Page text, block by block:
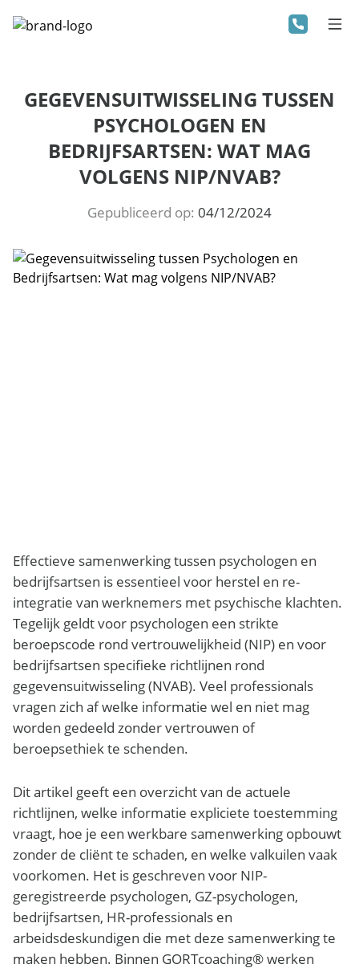
GEGEVENSUITWISSELING TUSSEN
PSYCHOLOGEN EN
BEDRIJFSARTSEN: WAT MAG
VOLGENS NIP/NVAB?
Gepubliceerd op: 04/12/2024
Effectieve samenwerking tussen psychologen en
bedrijfsartsen is essentieel voor herstel en re-
integratie van werknemers met psychische klachten.
Tegelijk geldt voor psychologen een strikte
beroepscode rond vertrouwelijkheid (NIP) en voor
bedrijfsartsen specifieke richtlijnen rond
gegevensuitwisseling (NVAB). Veel professionals
vragen zich af welke informatie wel en niet mag
worden gedeeld zonder vertrouwen of
beroepsethiek te schenden.
Dit artikel geeft een overzicht van de actuele
richtlijnen, welke informatie expliciete toestemming
vraagt, hoe je een werkbare samenwerking opbouwt
zonder de cliënt te schaden, en welke valkuilen vaak
voorkomen. Het is geschreven voor NIP-
geregistreerde psychologen, GZ-psychologen,
bedrijfsartsen, HR-professionals en
arbeidsdeskundigen die met deze samenwerking te
maken hebben. Binnen GORTcoaching® werken